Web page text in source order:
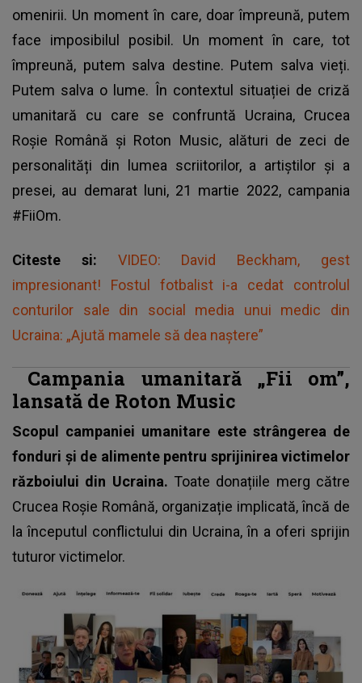
omenirii. Un moment în care, doar împreună, putem
face imposibilul posibil. Un moment în care, tot
împreună, putem salva destine. Putem salva vieți.
Putem salva o lume. În contextul situației de criză
umanitară cu care se confruntă Ucraina, Crucea
Roșie Română și Roton Music, alături de zeci de
personalități din lumea scriitorilor, a artiștilor și a
presei, au demarat luni, 21 martie 2022, campania
#FiiOm.
Citeste si: VIDEO: David Beckham, gest
impresionant! Fostul fotbalist i-a cedat controlul
conturilor sale din social media unui medic din
Ucraina: „Ajută mamele să dea naștere”
Campania umanitară „Fii om”,
lansată de Roton Music
Scopul campaniei umanitare este strângerea de
fonduri și de alimente pentru sprijinirea victimelor
războiului din Ucraina. Toate donațiile merg către
Crucea Roșie Română, organizație implicată, încă de
la începutul conflictului din Ucraina, în a oferi sprijin
tuturor victimelor.